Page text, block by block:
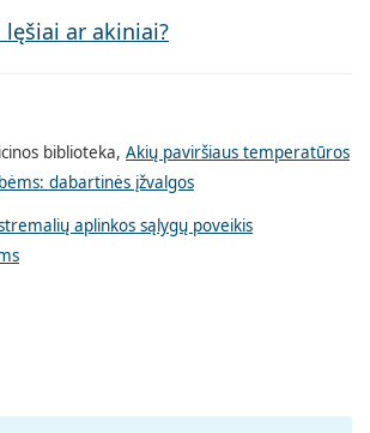
ar akiniai?
biblioteka, Akių paviršiaus temperatūros
dabartinės įžvalgos
aplinkos sąlygų poveikis